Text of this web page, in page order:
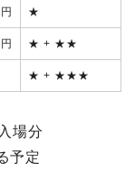
★
★ + ★★
★ + ★★★
場分
予定